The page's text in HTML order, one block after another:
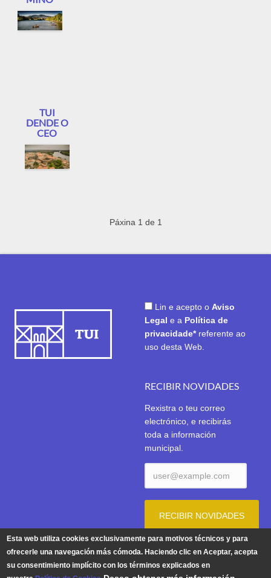
TUI
DENDE O
CEO
Páxina 1 de 1
Lin e acepto o Aviso
Legal e a Política de
privacidade* referente ao
uso desta Web.
RECIBIR NOVIDADES
Rexistra o teu correo
electrónico, e recibirás
toda a información
municipal.
Aviso Legal |Política de Privacidade|Política de Cookies
Esta web utiliza cookies exclusivamente para motivos técnicos y para
ofrecerle una navegación más cómoda. Haciendo clic en Aceptar, acepta
su consentimiento implícito con los términos explicados en